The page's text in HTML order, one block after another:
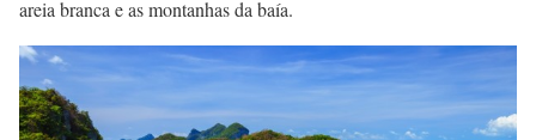
areia branca e as montanhas da baía.